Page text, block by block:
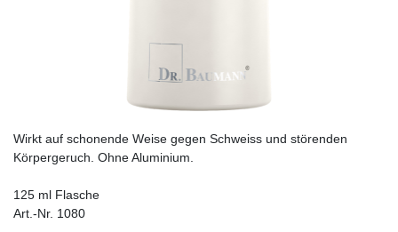
Wirkt auf schonende Weise gegen Schweiss und störenden
Körpergeruch. Ohne Aluminium.
125 ml Flasche
Art.-Nr. 1080